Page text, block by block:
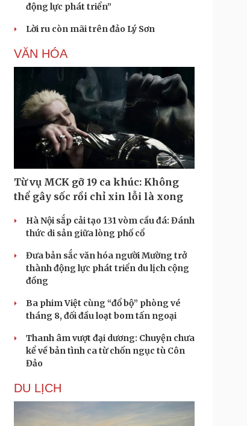
động lực phát triển”
Lời ru còn mãi trên đảo Lý Sơn
VĂN HÓA
Từ vụ MCK gỡ 19 ca khúc: Không
thể gây sốc rồi chỉ xin lỗi là xong
Hà Nội sắp cải tạo 131 vòm cầu đá: Đánh
thức di sản giữa lòng phố cổ
Đưa bản sắc văn hóa người Mường trở
thành động lực phát triển du lịch cộng
đồng
Ba phim Việt cùng “đổ bộ” phòng vé
tháng 8, đối đầu loạt bom tấn ngoại
Thanh âm vượt đại dương: Chuyện chưa
kể về bản tình ca từ chốn ngục tù Côn
Đảo
DU LỊCH